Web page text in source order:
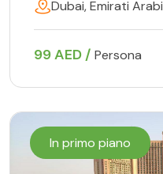
Dubai, Emirati
99 AED / Persona
In primo piano